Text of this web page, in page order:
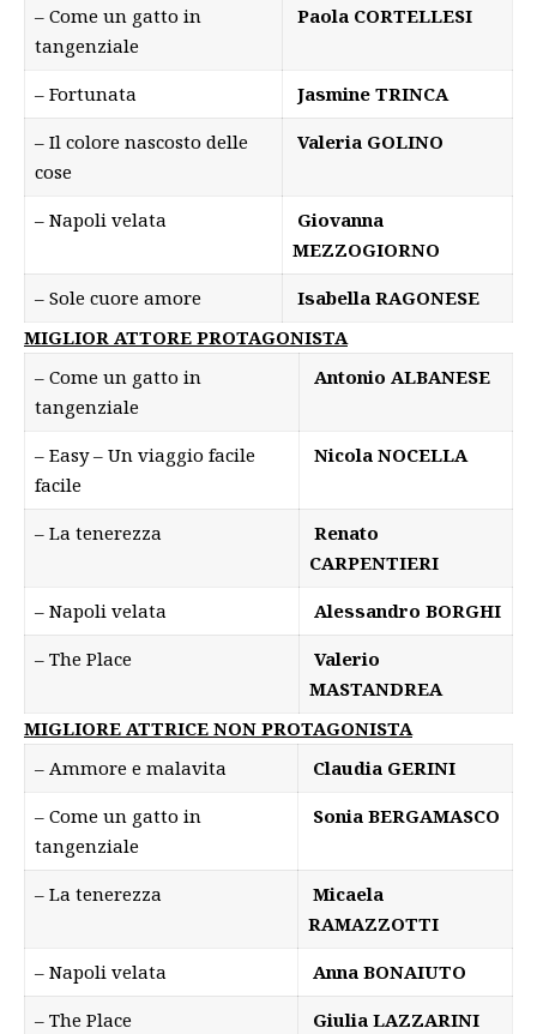
– Come un gatto in
tangenziale
Paola CORTELLESI
– Fortunata
Jasmine TRINCA
– Il colore nascosto delle
cose
Valeria GOLINO
– Napoli velata
Giovanna
MEZZOGIORNO
– Sole cuore amore
Isabella RAGONESE
MIGLIOR ATTORE PROTAGONISTA
– Come un gatto in
tangenziale
Antonio ALBANESE
– Easy – Un viaggio facile
facile
Nicola NOCELLA
– La tenerezza
Renato
CARPENTIERI
– Napoli velata
Alessandro BORGHI
– The Place
Valerio
MASTANDREA
MIGLIORE ATTRICE NON PROTAGONISTA
– Ammore e malavita
Claudia GERINI
– Come un gatto in
tangenziale
Sonia BERGAMASCO
– La tenerezza
Micaela
RAMAZZOTTI
– Napoli velata
Anna BONAIUTO
– The Place
Giulia LAZZARINI